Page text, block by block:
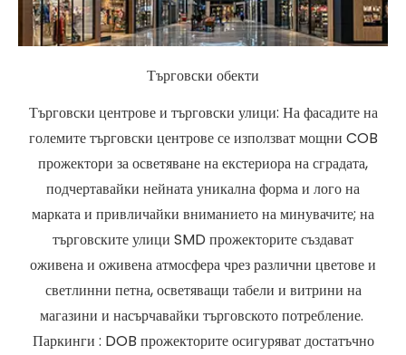
Търговски обекти
Търговски центрове и търговски улици: На фасадите на
големите търговски центрове се използват мощни COB
прожектори за осветяване на екстериора на сградата,
подчертавайки нейната уникална форма и лого на
марката и привличайки вниманието на минувачите; на
търговските улици SMD прожекторите създават
оживена и оживена атмосфера чрез различни цветове и
светлинни петна, осветяващи табели и витрини на
магазини и насърчавайки търговското потребление.
Паркинги : DOB прожекторите осигуряват достатъчно